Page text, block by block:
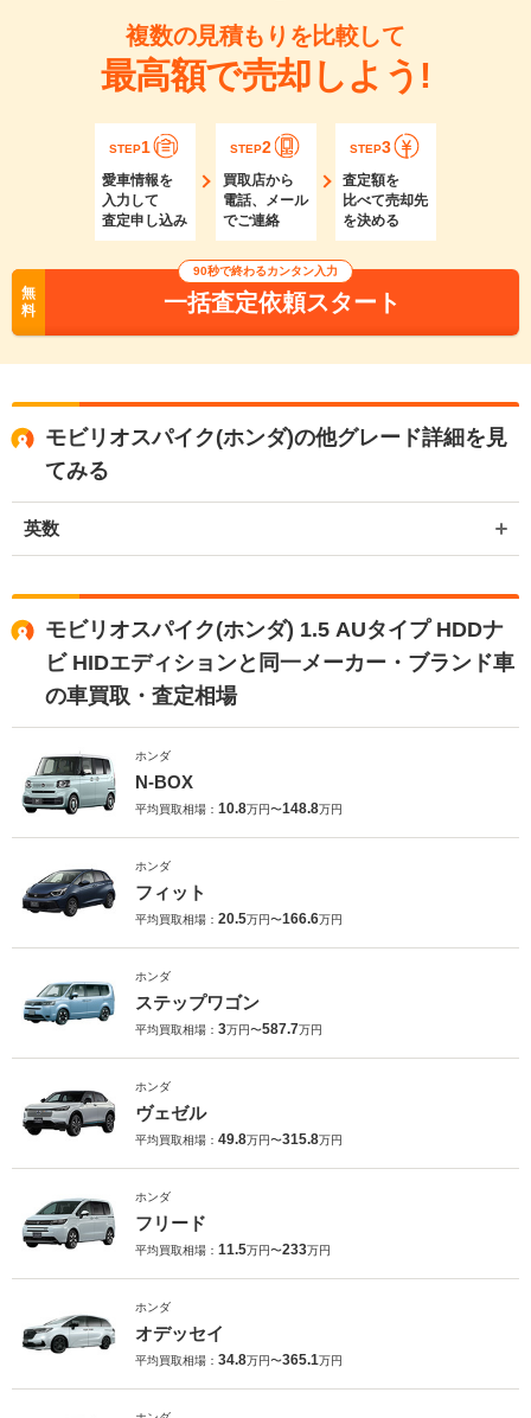
複数の見積もりを比較して
最高額で売却しよう!
STEP1
愛車情報を
入力して
査定申し込み
STEP2
買取店から
電話、メール
でご連絡
STEP3
査定額を
比べて売却先
を決める
無
料
90秒で終わるカンタン入力
一括査定依頼スタート
モビリオスパイク(ホンダ)の他グレード詳細を見
てみる
英数
モビリオスパイク(ホンダ) 1.5 AUタイプ HDDナ
ビ HIDエディションと同一メーカー・ブランド車
の車買取・査定相場
ホンダ
N-BOX
平均買取相場： 10.8万円〜148.8万円
ホンダ
フィット
平均買取相場： 20.5万円〜166.6万円
ホンダ
ステップワゴン
平均買取相場： 3万円〜587.7万円
ホンダ
ヴェゼル
平均買取相場： 49.8万円〜315.8万円
ホンダ
フリード
平均買取相場： 11.5万円〜233万円
ホンダ
オデッセイ
平均買取相場： 34.8万円〜365.1万円